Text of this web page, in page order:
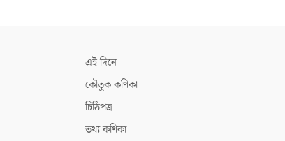
এই দিনে
কৌতুক কণিকা
চিঠিপত্র
তথ্য কণিকা